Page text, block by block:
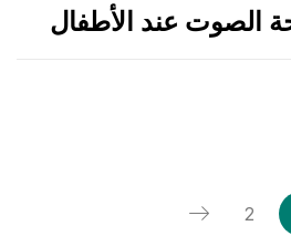
الصوت عند الأطفال
2